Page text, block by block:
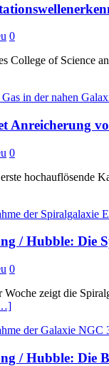
0
College of Science
Anreicherung
0
hochauflösende
/ Hubble: Die
0
zeigt die
/ Hubble: Die